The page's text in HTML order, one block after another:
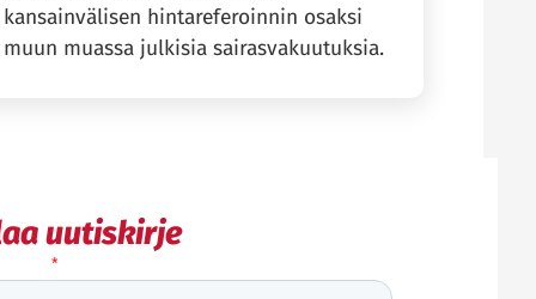
kansainvälisen hintareferoinnin osaksi
muun muassa julkisia sairasvakuutuksia.
uutiskirje